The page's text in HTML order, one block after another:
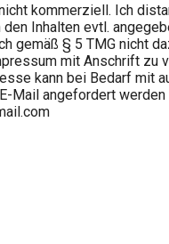
kommerziell. Ich
Inhalten evtl.
gemäß § 5 TMG nicht
mit Anschrift zu
kann bei Bedarf mit
Mail angefordert werden